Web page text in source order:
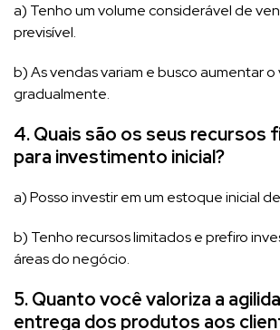
a) Tenho um volume considerável de
previsível.
b) As vendas variam e busco aumentar o
gradualmente.
4. Quais são os seus recursos
para investimento inicial?
a) Posso investir em um estoque inicial
b) Tenho recursos limitados e prefiro
áreas do negócio.
5. Quanto você valoriza a
entrega dos produtos aos